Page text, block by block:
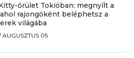
őrület Tokióban: megnyílt a
rajongóként beléphetsz a
világába
AUGUSZTUS 05.